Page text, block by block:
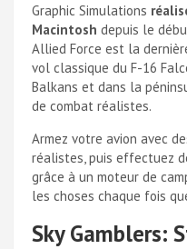
Graphic Simulations
Macintosh depuis le
Allied Force est la
vol classique du F-16
Balkans et dans la
de combat réalistes.
Armez votre avion avec
réalistes, puis effectuez
grâce à un moteur de
les choses chaque fois
Sky Gamblers: